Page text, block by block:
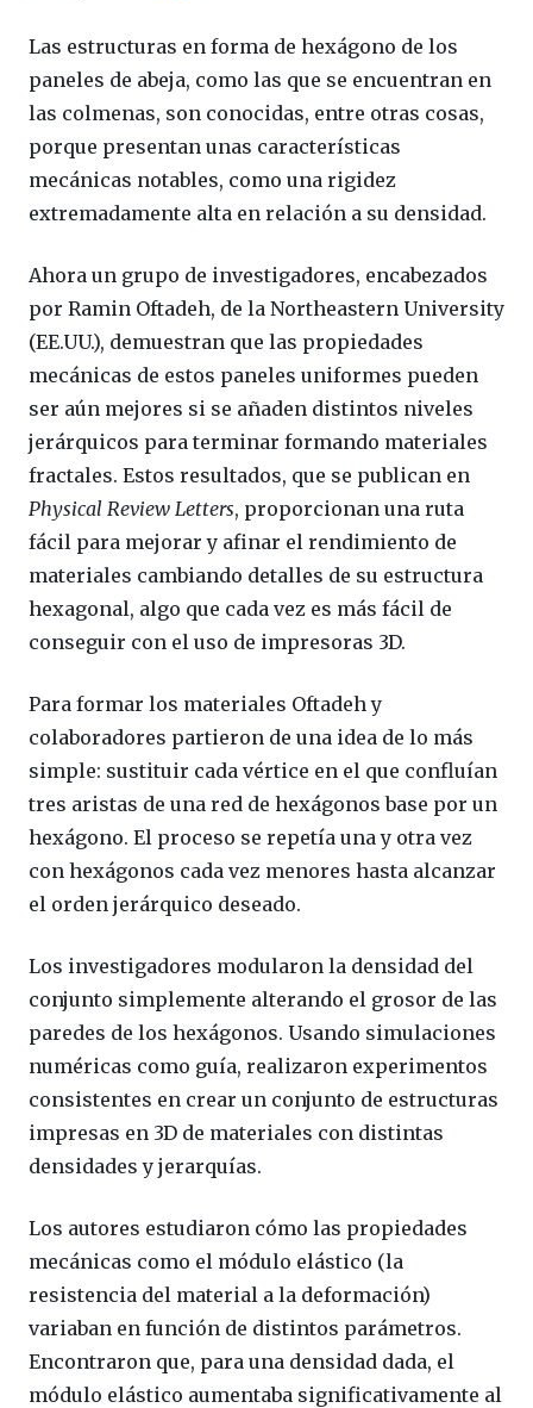
Las estructuras en forma de hexágono de los
paneles de abeja, como las que se encuentran en
las colmenas, son conocidas, entre otras cosas,
porque presentan unas características
mecánicas notables, como una rigidez
extremadamente alta en relación a su densidad.
Ahora un grupo de investigadores, encabezados
por Ramin Oftadeh, de la Northeastern University
(EE.UU.), demuestran que las propiedades
mecánicas de estos paneles uniformes pueden
ser aún mejores si se añaden distintos niveles
jerárquicos para terminar formando materiales
fractales. Estos resultados, que se publican en
Physical Review Letters, proporcionan una ruta
fácil para mejorar y afinar el rendimiento de
materiales cambiando detalles de su estructura
hexagonal, algo que cada vez es más fácil de
conseguir con el uso de impresoras 3D.
Para formar los materiales Oftadeh y
colaboradores partieron de una idea de lo más
simple: sustituir cada vértice en el que confluían
tres aristas de una red de hexágonos base por un
hexágono. El proceso se repetía una y otra vez
con hexágonos cada vez menores hasta alcanzar
el orden jerárquico deseado.
Los investigadores modularon la densidad del
conjunto simplemente alterando el grosor de las
paredes de los hexágonos. Usando simulaciones
numéricas como guía, realizaron experimentos
consistentes en crear un conjunto de estructuras
impresas en 3D de materiales con distintas
densidades y jerarquías.
Los autores estudiaron cómo las propiedades
mecánicas como el módulo elástico (la
resistencia del material a la deformación)
variaban en función de distintos parámetros.
Encontraron que, para una densidad dada, el
módulo elástico aumentaba significativamente al